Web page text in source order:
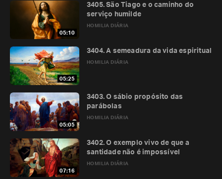
05:10
HOMILIA DIÁRIA
3405. São Tiago e o caminho do
serviço humilde
05:25
HOMILIA DIÁRIA
3404. A semeadura da vida espiritual
05:05
HOMILIA DIÁRIA
3403. O sábio propósito das
parábolas
07:16
HOMILIA DIÁRIA
3402. O exemplo vivo de que a
santidade não é impossível